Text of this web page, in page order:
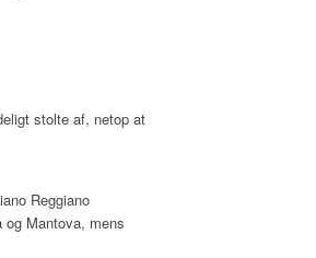
stolte af, netop at
Reggiano
Mantova, mens